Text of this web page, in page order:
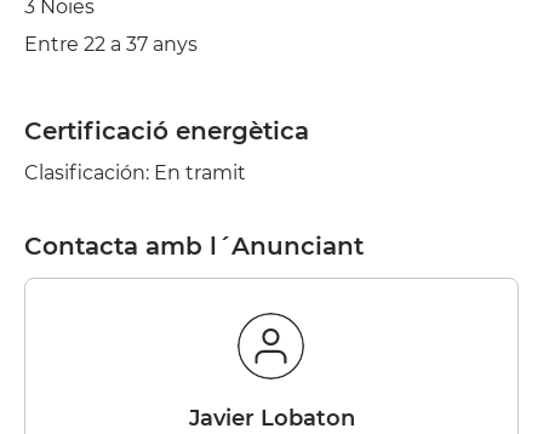
3 Noies
Entre 22 a 37 anys
Certificació energètica
Clasificación: En tramit
Contacta amb l´Anunciant
Javier Lobaton